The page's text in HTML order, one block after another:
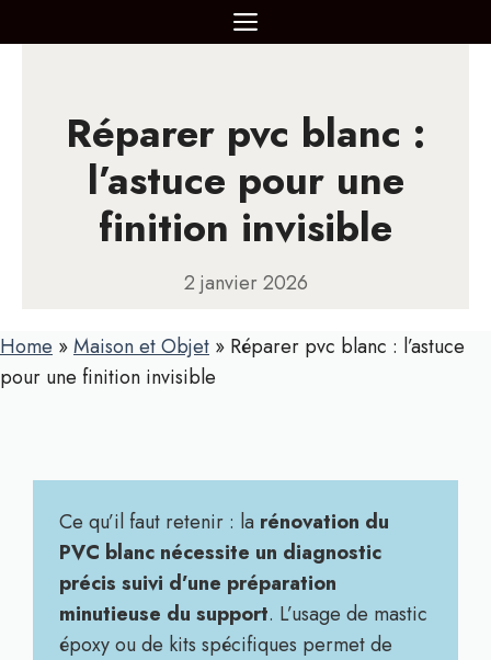
au
MENU
Réparer pvc blanc :
l’astuce pour une
finition invisible
2 janvier 2026
Home »Maison et Objet » Réparer pvc blanc : l’astuce
pour une finition invisible
Ce qu’il faut retenir : la rénovation du
PVC blanc nécessite un diagnostic
précis suivi d’une préparation
minutieuse du support. L’usage de mastic
époxy ou de kits spécifiques permet de